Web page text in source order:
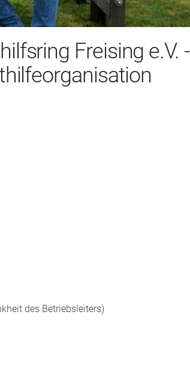
Freising e.V. -
des Betriebsleiters)